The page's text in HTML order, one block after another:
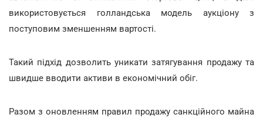
використовується голландська модель аукціону з
поступовим зменшенням вартості.
Такий підхід дозволить уникати затягування продажу та
швидше вводити активи в економічний обіг.
Разом з оновленням правил продажу санкційного майна